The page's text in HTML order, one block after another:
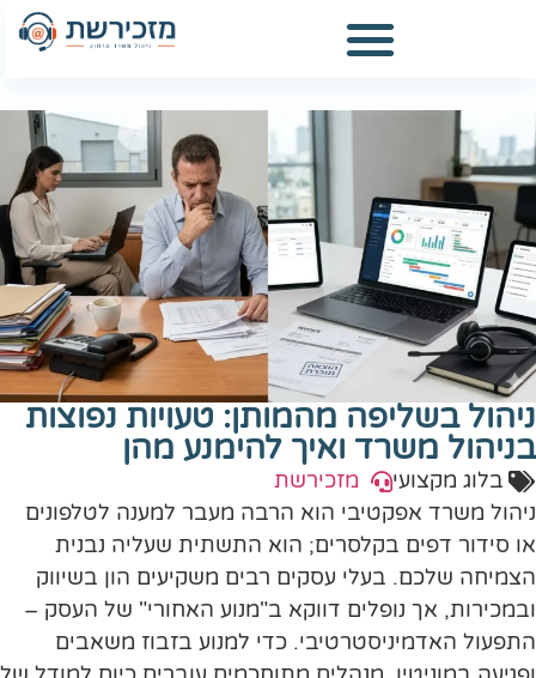
ניהול בשליפה מהמותן: טעויות נפוצות
בניהול משרד ואיך להימנע מהן
בלוג מקצועי
מזכירשת
ניהול משרד אפקטיבי הוא הרבה מעבר למענה לטלפונים
או סידור דפים בקלסרים; הוא התשתית שעליה נבנית
הצמיחה שלכם. בעלי עסקים רבים משקיעים הון בשיווק
ובמכירות, אך נופלים דווקא ב"מנוע האחורי" של העסק –
התפעול האדמיניסטרטיבי. כדי למנוע בזבוז משאבים